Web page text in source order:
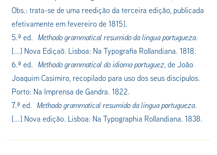
Obs.: trata-se de uma reedição da terceira edição, publicada
efetivamente em fevereiro de 1815].
5.ª ed. Methodo grammatical resumido da lingua portugueza.
[...] Nova Ediçaõ. Lisboa: Na Typografia Rollandiana. 1818.
6.ª ed. Methodo grammatical do idioma portuguez, de João
Joaquim Casimiro, recopilado para uso dos seus discipulos.
Porto: Na Imprensa de Gandra. 1822.
7.ª ed. Methodo grammatical resumido da lingua portugueza.
[...] Nova edição. Lisboa: Na Typographia Rollandiana. 1838.